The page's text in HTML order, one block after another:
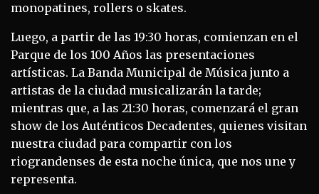
monopatines, rollers o skates.
Luego, a partir de las 19:30 horas, comienzan en el
Parque de los 100 Años las presentaciones
artísticas. La Banda Municipal de Música junto a
artistas de la ciudad musicalizarán la tarde;
mientras que, a las 21:30 horas, comenzará el gran
show de los Auténticos Decadentes, quienes visitan
nuestra ciudad para compartir con los
riograndenses de esta noche única, que nos une y
representa.